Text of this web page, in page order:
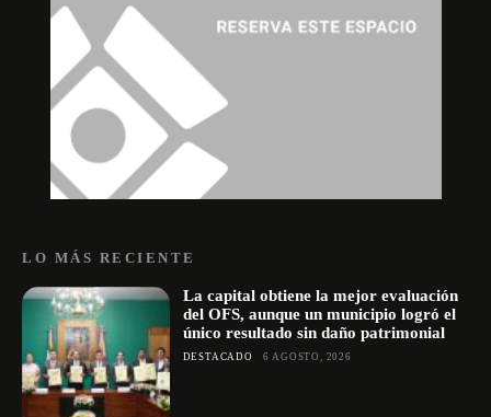
LO MÁS RECIENTE
La capital obtiene la mejor evaluación
del OFS, aunque un municipio logró el
único resultado sin daño patrimonial
DESTACADO 6 AGOSTO, 2026